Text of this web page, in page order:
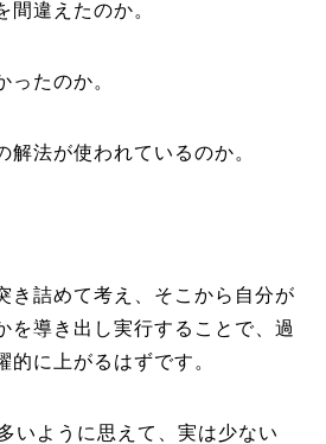
間違えたのか。
ったのか。
解法が使われているのか。
き詰めて考え、そこから自分が
を導き出し実行することで、過
的に上がるはずです。
いように思えて、実は少ない